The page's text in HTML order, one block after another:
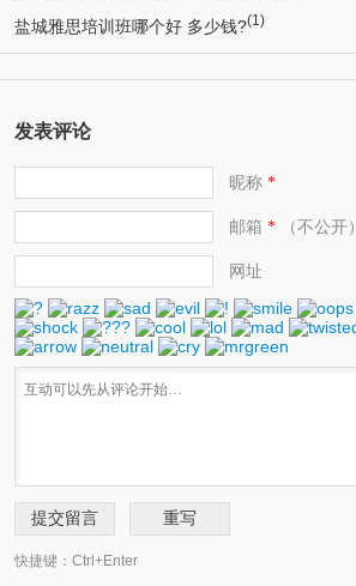
盐城雅思培训班哪个好 多少钱?(1)
发表评论
昵称*
邮箱 *（不公开）
网址
快捷键：Ctrl+Enter